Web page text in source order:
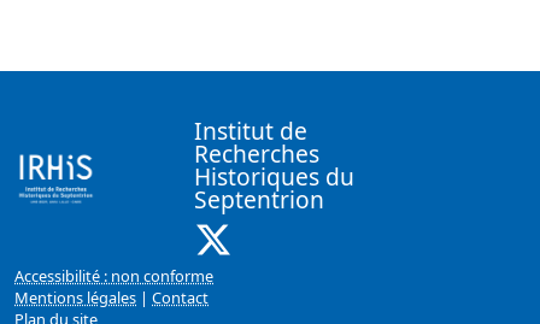
Institut de
Recherches
Historiques du
Septentrion
Accessibilité : non conforme
Mentions légales | Contact
Plan du site